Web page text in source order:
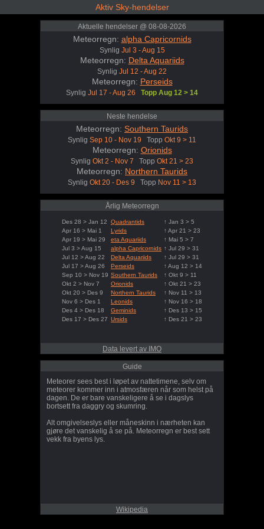
Aktiv Sky-hendelser
Aktuelle hendelser @ 08-08-2026
Meteorregn: alpha Capricornids
Synlig Jul 3 - Aug 15
Meteorregn: Delta Aquariids
Synlig Jul 12 - Aug 22
Meteorregn: Perseids
Synlig Jul 17 - Aug 26 Topp Aug 12 > 14
Neste hendelse
Meteorregn: Southern Taurids
Synlig Sep 10 - Nov 19 Topp Okt 9 > 11
Meteorregn: Orionids
Synlig Okt 2 - Nov 7 Topp Okt 21 > 23
Meteorregn: Northern Taurids
Synlig Okt 20 - Des 9 Topp Nov 11 > 13
Årlig Meteorregn
Des 28 > Jan 12 Quadrantids
↑ Jan 3 > 5
Apr 16 > Mai 1
Lyrids
↑ Apr 21 > 23
Apr 19 > Mai 29
eta Aquariids
↑ Mai 5 > 7
Jul 3 > Aug 15
alpha Capricornids ↑ Jul 29 > 31
Jul 12 > Aug 22
Delta Aquariids
↑ Jul 29 > 31
Jul 17 > Aug 26
Perseids
↑ Aug 12 > 14
Sep 10 > Nov 19 Southern Taurids
↑ Okt 9 > 11
Okt 2 > Nov 7
Orionids
↑ Okt 21 > 23
Okt 20 > Des 9
Northern Taurids
↑ Nov 11 > 13
Nov 6 > Des 1
Leonids
↑ Nov 16 > 18
Des 4 > Des 18
Geminids
↑ Des 13 > 15
Des 17 > Des 27 Ursids ↑ Des 21 > 23
Data levert av IMO
Guide
Meteorer sees best i løpet av nattetimene, selv om
meteorer kommer inn i atmosfæren når som helst på
dagen. De er bare vanskeligere å se i dagslys
bortsett fra daggry og skumring.
Alt omgivelseslys eller måneskinn i nærheten kan
gjøre det vanskelig å se på. Meteorregn er best sett
vekk fra byens lys.
Wikipedia